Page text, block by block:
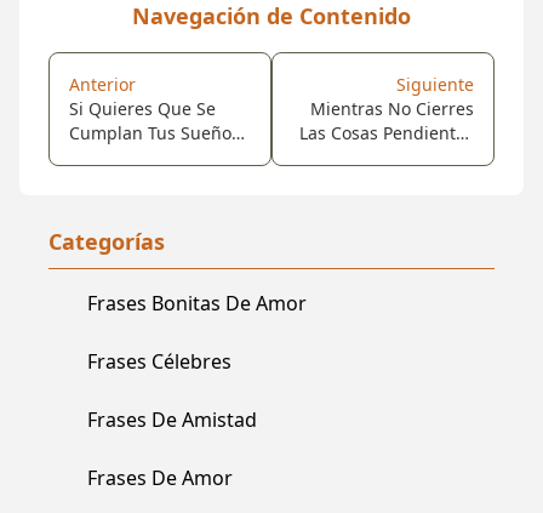
Categorías
Frases Bonitas De Amor
Frases Célebres
Frases De Amistad
Frases De Amor
Navegación de Contenido
Anterior
Si Quieres Que Se
Cumplan Tus Sueños
Siguiente
Mientras No Cierres
Las Cosas Pendientes